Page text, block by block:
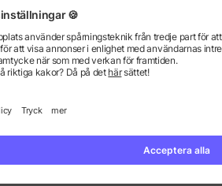
från 145,15 kr
Vi har svaren.